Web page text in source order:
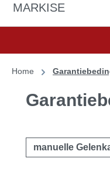
MARKISE
Home
manuelle